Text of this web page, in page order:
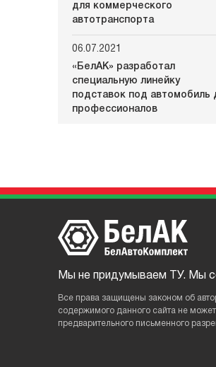
для коммерческого
автотранспорта
06.07.2021
«БелАК» разработал
специальную линейку
подставок под автомобиль
профессионалов
Мы не придумываем ТУ. Мы
Все права защищены законом об
содержимого данного сайтa не
предварительного письменного